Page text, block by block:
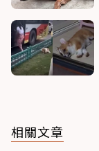
相關文章